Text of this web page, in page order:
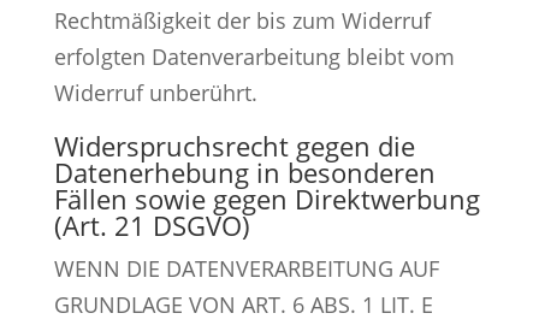
Rechtmäßigkeit der bis zum Widerruf
erfolgten Datenverarbeitung bleibt vom
Widerruf unberührt.
Widerspruchsrecht gegen die
Datenerhebung in besonderen
Fällen sowie gegen Direktwerbung
(Art. 21 DSGVO)
WENN DIE DATENVERARBEITUNG AUF
GRUNDLAGE VON ART. 6 ABS. 1 LIT. E